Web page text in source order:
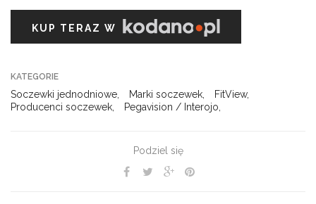
KUP TERAZ W
KATEGORIE
Soczewki jednodniowe Marki soczewek FitView,
Producenci soczewek
Pegavision / Interojo
Podziel się